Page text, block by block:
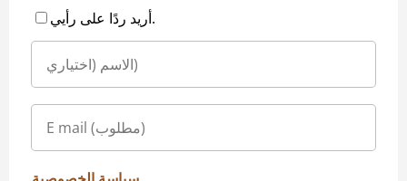
أريد ردًا على رأيي.